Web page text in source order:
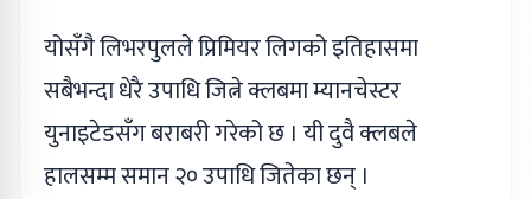
योसँगै लिभरपुलले प्रिमियर लिगको इतिहासमा
सबैभन्दा धेरै उपाधि जित्ने क्लबमा म्यानचेस्टर
युनाइटेडसँग बराबरी गरेको छ । यी दुवै क्लबले
हालसम्म समान २० उपाधि जितेका छन् ।